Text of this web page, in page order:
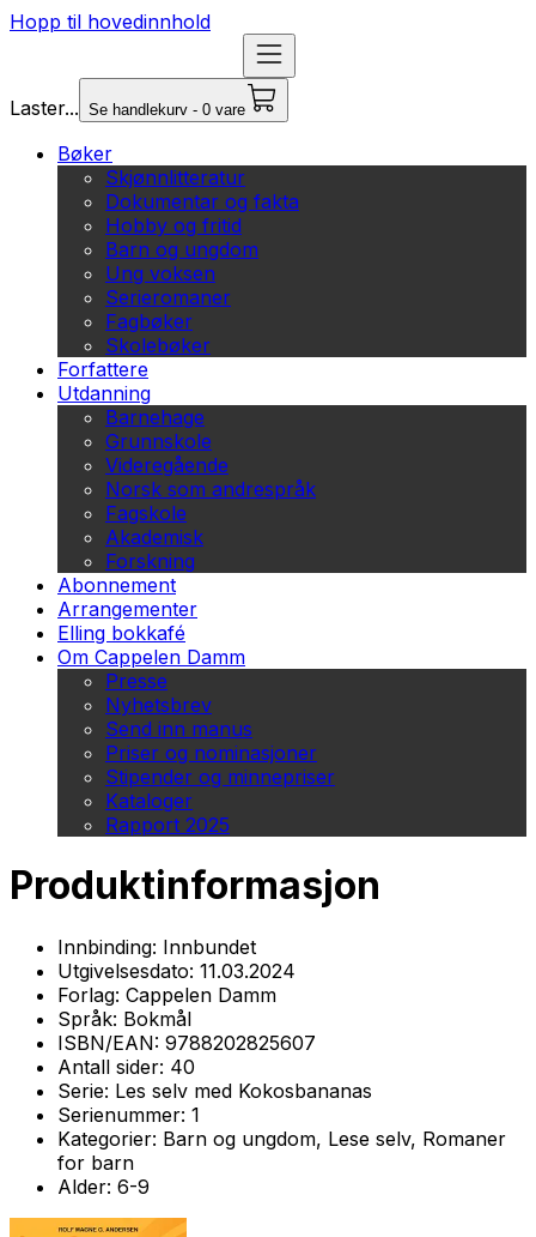
Hopp til hovedinnhold
Laster... Se handlekurv - 0 vare
Bøker
Skjønnlitteratur
Dokumentar og fakta
Hobby og fritid
Barn og ungdom
Ung voksen
Serieromaner
Fagbøker
Skolebøker
Forfattere
Utdanning
Barnehage
Grunnskole
Videregående
Norsk som andrespråk
Fagskole
Akademisk
Forskning
Abonnement
Arrangementer
Elling bokkafé
Om Cappelen Damm
Presse
Nyhetsbrev
Send inn manus
Priser og nominasjoner
Stipender og minnepriser
Kataloger
Rapport 2025
Produktinformasjon
Innbinding: Innbundet
Utgivelsesdato: 11.03.2024
Forlag: Cappelen Damm
Språk: Bokmål
ISBN/EAN: 9788202825607
Antall sider: 40
Serie: Les selv med Kokosbananas
Serienummer: 1
Kategorier: Barn og ungdom, Lese selv, Romaner
for barn
Alder: 6-9